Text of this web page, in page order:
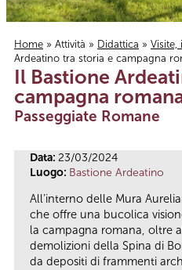
Tu sei qui
Home » Attività » Didattica » Visite,
Ardeatino tra storia e campagna
Il Bastione
campagna
Passeggiate Romane
Data: 23/03/2024
Luogo: Bastione Ardeatino
All’interno delle Mura
che offre una bucolica
la campagna romana, oltre
demolizioni della Spina di
da depositi di frammenti